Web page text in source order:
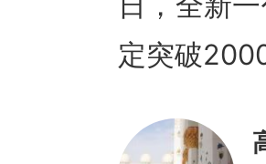
定突破